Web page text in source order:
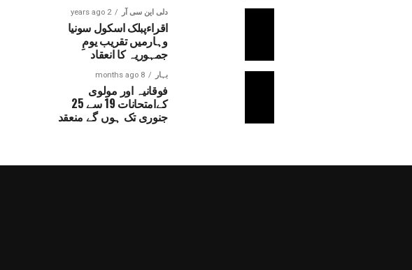
دلی این سی آر 2 years ago
اقراءپبلک اسکول سونیا
وہارمیں تقریب یومِ
جمہوریہ کا انعقاد
بہار 8 months ago
فوقانیہ اور مولوی
کےامتحانات 19 سے 25
جنوری تک ہوں گے منعقد